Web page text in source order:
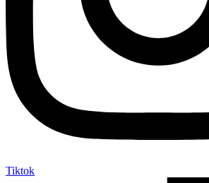
Tiktok